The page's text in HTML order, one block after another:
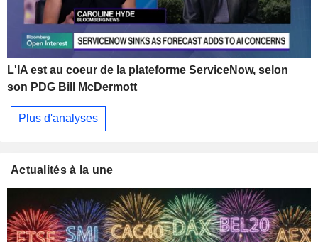
L'IA est au coeur de la plateforme ServiceNow, selon
son PDG Bill McDermott
Plus d'analyses
Actualités à la une